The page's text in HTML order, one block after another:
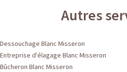
Autres
Dessouchage Blanc Misseron
Entreprise d'élagage Blanc Misseron
Bûcheron Blanc Misseron